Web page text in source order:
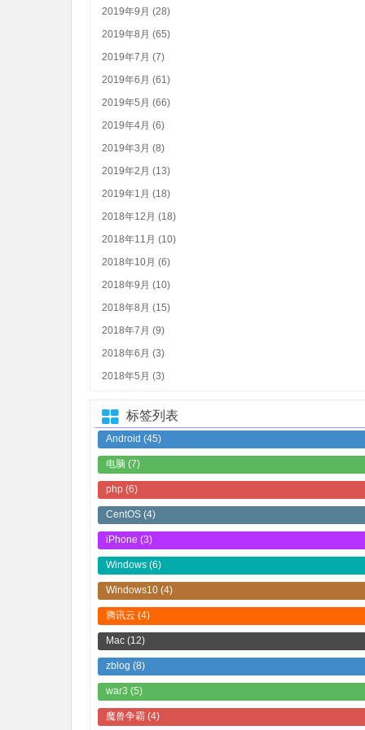
2019年9月 (28)
2019年8月 (65)
2019年7月 (7)
2019年6月 (61)
2019年5月 (66)
2019年4月 (6)
2019年3月 (8)
2019年2月 (13)
2019年1月 (18)
2018年12月 (18)
2018年11月 (10)
2018年10月 (6)
2018年9月 (10)
2018年8月 (15)
2018年7月 (9)
2018年6月 (3)
2018年5月 (3)
标签列表
Android (45)
电脑 (7)
php (6)
CentOS (4)
iPhone (3)
Windows (6)
Windows10 (4)
腾讯云 (4)
Mac (12)
zblog (8)
war3 (5)
魔兽争霸 (4)